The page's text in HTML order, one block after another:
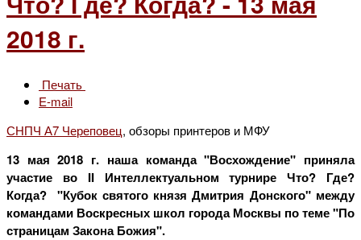
2018 г.
Печать
E-mail
СНПЧ А7 Череповец, обзоры принтеров и МФУ
13 мая 2018 г. наша команда "Восхождение" приняла
участие во II Интеллектуальном турнире Что? Где?
Когда? "Кубок святого князя Дмитрия Донского" между
командами Воскресных школ города Москвы по теме "По
страницам Закона Божия".